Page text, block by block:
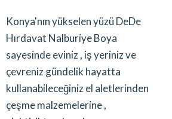
Konya'nın yükselen yüzü DeDe
Hırdavat Nalburiye Boya
sayesinde eviniz , iş yeriniz ve
çevreniz gündelik hayatta
kullanabileceğiniz el aletlerinden
çeşme malzemelerine ,